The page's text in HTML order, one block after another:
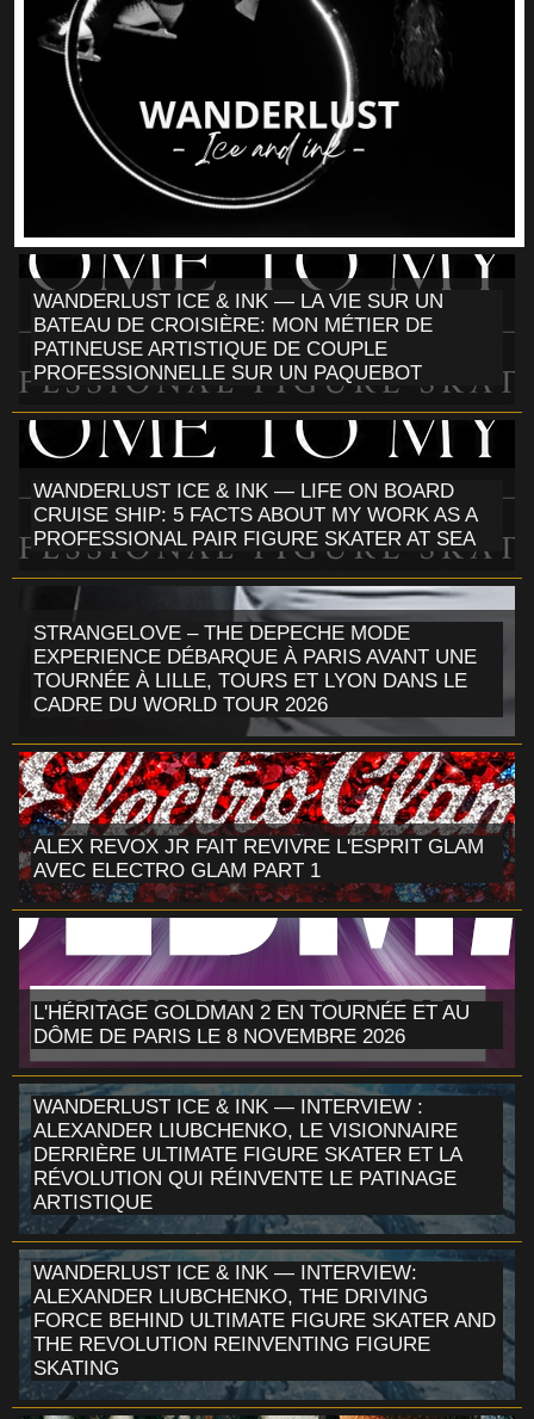
WANDERLUST ICE & INK — LA VIE SUR UN
BATEAU DE CROISIÈRE: MON MÉTIER DE
PATINEUSE ARTISTIQUE DE COUPLE
PROFESSIONNELLE SUR UN PAQUEBOT
WANDERLUST ICE & INK — LIFE ON BOARD
CRUISE SHIP: 5 FACTS ABOUT MY WORK AS A
PROFESSIONAL PAIR FIGURE SKATER AT SEA
STRANGELOVE – THE DEPECHE MODE
EXPERIENCE DÉBARQUE À PARIS AVANT UNE
TOURNÉE À LILLE, TOURS ET LYON DANS LE
CADRE DU WORLD TOUR 2026
ALEX REVOX JR FAIT REVIVRE L'ESPRIT GLAM
AVEC ELECTRO GLAM PART 1
L'HÉRITAGE GOLDMAN 2 EN TOURNÉE ET AU
DÔME DE PARIS LE 8 NOVEMBRE 2026
WANDERLUST ICE & INK — INTERVIEW :
ALEXANDER LIUBCHENKO, LE VISIONNAIRE
DERRIÈRE ULTIMATE FIGURE SKATER ET LA
RÉVOLUTION QUI RÉINVENTE LE PATINAGE
ARTISTIQUE
WANDERLUST ICE & INK — INTERVIEW:
ALEXANDER LIUBCHENKO, THE DRIVING
FORCE BEHIND ULTIMATE FIGURE SKATER AND
THE REVOLUTION REINVENTING FIGURE
SKATING